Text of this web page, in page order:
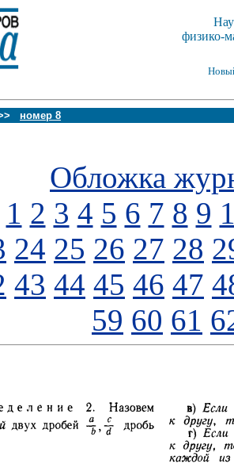
физико-
номер 8
Обложка
1 2 3 4 5 6 7 8 9
24 25 26 27 28
43 44 45 46 47
59 60 61